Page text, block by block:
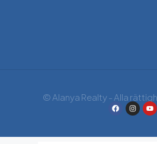
© Alanya Realty - Alla